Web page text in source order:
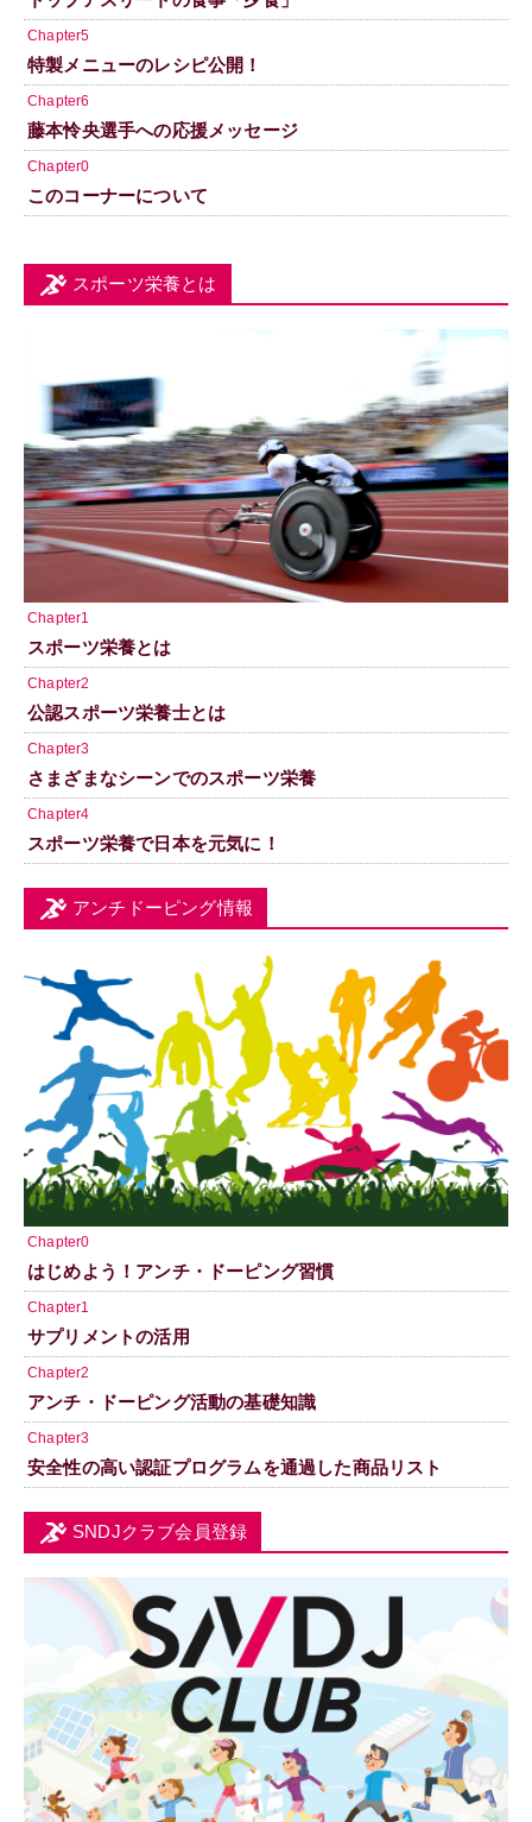
Chapter5
特製メニューのレシピ公開！
Chapter6
藤本怜央選手への応援メッセージ
Chapter0
このコーナーについて
スポーツ栄養とは
Chapter1
スポーツ栄養とは
Chapter2
公認スポーツ栄養士とは
Chapter3
さまざまなシーンでのスポーツ栄養
Chapter4
スポーツ栄養で日本を元気に！
アンチドーピング情報
Chapter0
はじめよう！アンチ・ドーピング習慣
Chapter1
サプリメントの活用
Chapter2
アンチ・ドーピング活動の基礎知識
Chapter3
安全性の高い認証プログラムを通過した商品リスト
SNDJクラブ会員登録